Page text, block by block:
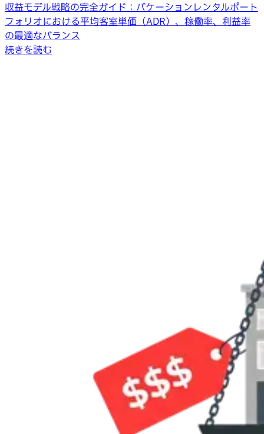
収益モデル戦略の完全ガイド：バケーションレンタルポート
フォリオにおける平均客室単価（ADR）、稼働率、利益率
の最適なバランス
続きを読む